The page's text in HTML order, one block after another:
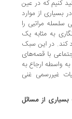
که در عین
از موارد
مراتبی را
مثابه یک
این سبک
با قصه‌های
ارجاع به
غنی
از مسائل